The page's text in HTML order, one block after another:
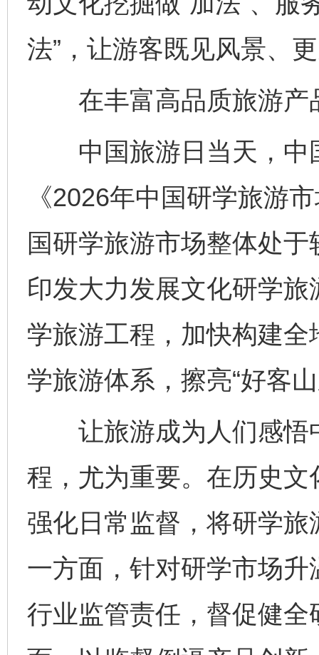
法”，让游客既见风景、
在丰富高品质旅游产
中国旅游日当天，中
《2026年中国研学旅游
国研学旅游市场整体处
印发大力发展文化研学
学旅游工程，加快构建
学旅游体系，擦亮“好客
让旅游成为人们感悟
程，尤为重要。在历史
强化日常监督，将研学
一方面，针对研学市场
行业监管责任，督促健